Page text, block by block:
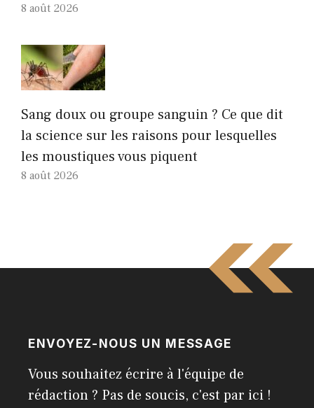
8 août 2026
Sang doux ou groupe sanguin ? Ce que dit
la science sur les raisons pour lesquelles
les moustiques vous piquent
8 août 2026
ENVOYEZ-NOUS UN MESSAGE
Vous souhaitez écrire à l'équipe de
rédaction ? Pas de soucis, c'est par ici !